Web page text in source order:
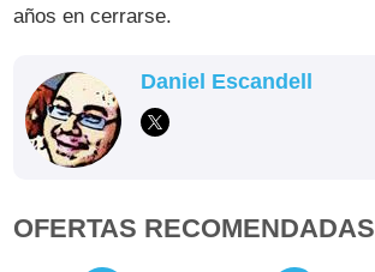
años en cerrarse.
Daniel Escandell
OFERTAS RECOMENDADAS